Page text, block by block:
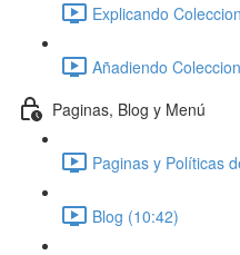
Explicando
Añadiendo
Paginas, Blog y Menú
Paginas y Políticas
Blog (10:42)